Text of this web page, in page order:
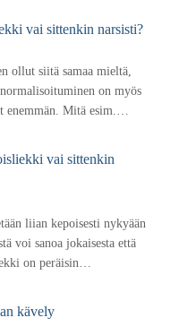
vai sittenkin narsisti?
ollut siitä samaa mieltä,
on myös
enemmän. Mitä esim.…
vai sittenkin
liian kepoisesti nykyään
voi sanoa jokaisesta että
on peräisin…
kävely